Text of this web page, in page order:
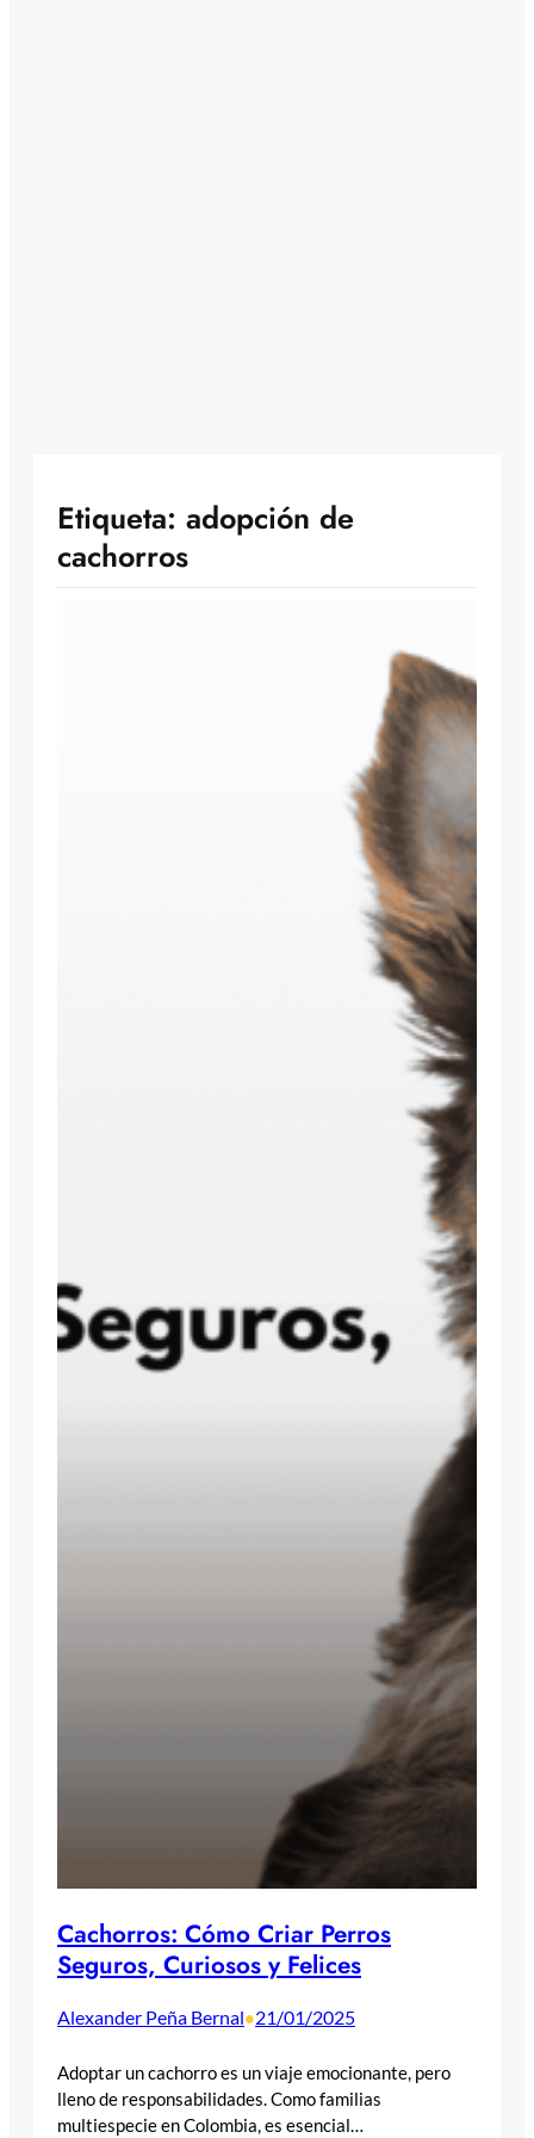
Etiqueta: adopción de
cachorros
Cachorros: Cómo Criar Perros
Seguros, Curiosos y Felices
Alexander Peña Bernal•21/01/2025
Adoptar un cachorro es un viaje emocionante, pero
lleno de responsabilidades. Como familias
multiespecie en Colombia, es esencial…